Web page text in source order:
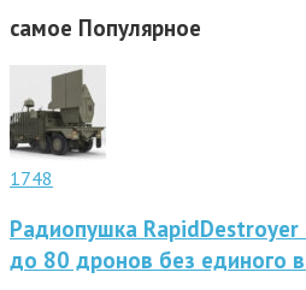
самое Популярное
1748
Радиопушка RapidDestroyer
до 80 дронов без единого